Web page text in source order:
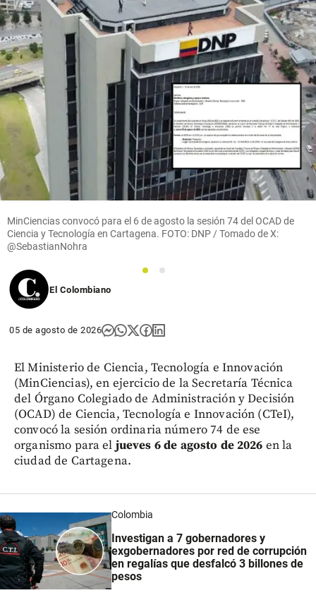
MinCiencias convocó para el 6 de agosto la sesión 74 del OCAD de
Ciencia y Tecnología en Cartagena. FOTO: DNP / Tomado de X:
@SebastianNohra
1
2
El Colombiano
05 de agosto de 2026
El Ministerio de Ciencia, Tecnología e Innovación
(MinCiencias), en ejercicio de la Secretaría Técnica
del Órgano Colegiado de Administración y Decisión
(OCAD) de Ciencia, Tecnología e Innovación (CTeI),
convocó la sesión ordinaria número 74 de ese
organismo para el jueves 6 de agosto de 2026 en la
ciudad de Cartagena.
Colombia
Investigan a 7 gobernadores y
exgobernadores por red de corrupción
en regalías que desfalcó 3 billones de
pesos